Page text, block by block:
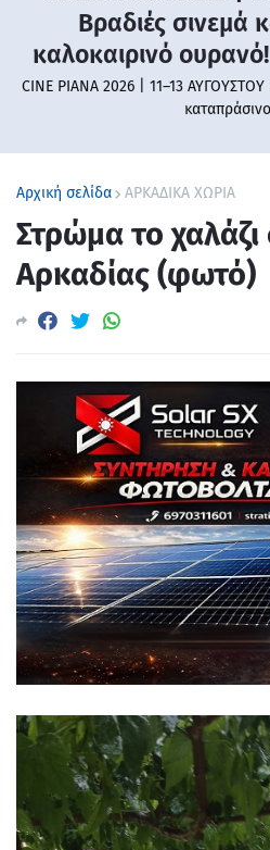
Βραδιές σινεμά
καλοκαιρινό
CINE PIANA 2026 | 11–13
Αρχική σελίδα ΑΡΚΑΔΙΚΑ ΧΩΡΙΑ
Στρώμα το
Αρκαδίας (φωτό)